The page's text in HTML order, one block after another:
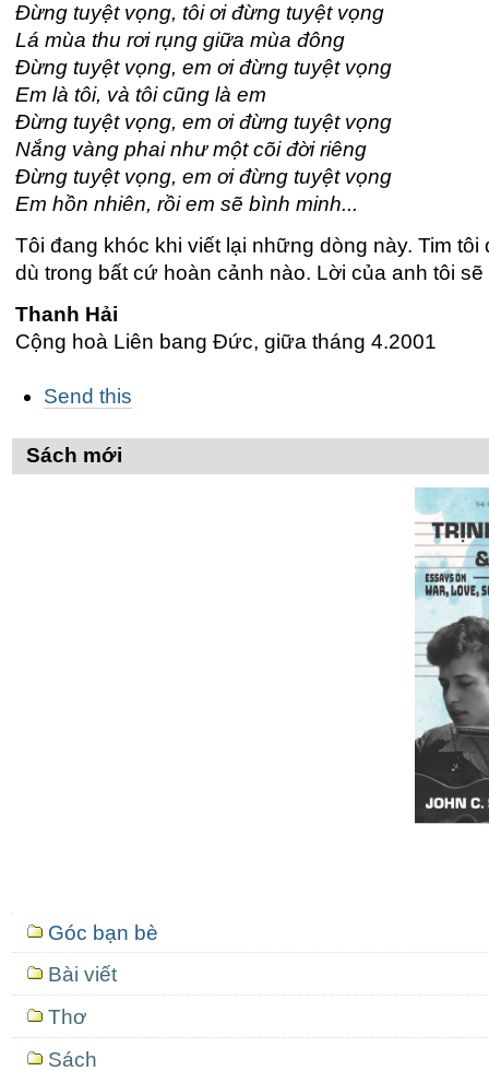
Đừng tuyệt vọng, tôi ơi đừng tuyệt vọng
Lá mùa thu rơi rụng giữa mùa đông
Đừng tuyệt vọng, em ơi đừng tuyệt vọng
Em là tôi, và tôi cũng là em
Đừng tuyệt vọng, em ơi đừng tuyệt vọng
Nắng vàng phai như một cõi đời riêng
Đừng tuyệt vọng, em ơi đừng tuyệt vọng
Em hồn nhiên, rồi em sẽ bình minh...
Tôi đang khóc khi viết lại những dòng này. Tim
dù trong bất cứ hoàn cảnh nào. Lời của anh tôi
Thanh Hải
Cộng hoà Liên bang Đức, giữa tháng 4.2001
thao
trên
Tài
Send this
Sách mới
Mục
định
hướng
Góc bạn bè
Bài viết
Thơ
Sách